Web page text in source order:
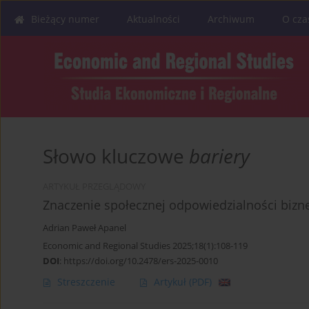
Bieżący numer Aktualności Archiwum O
Słowo kluczowe bariery
Znaczenie społecznej odpowiedzialności
Adrian Paweł Apanel
Economic and Regional Studies 2025;18(1):108-119
DOI: https://doi.org/10.2478/ers-2025-0010
Streszczenie Artykuł (PDF)